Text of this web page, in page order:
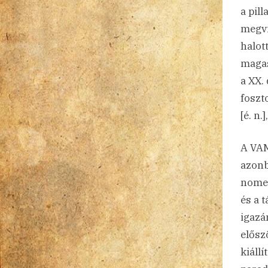
a
a
[é.
A
és a